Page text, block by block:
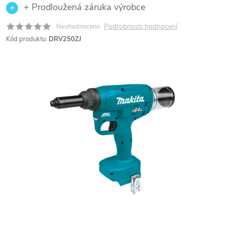
+ Prodloužená záruka výrobce
Neohodnoceno Podrobnosti hodnocení
Kód produktu: DRV250ZJ